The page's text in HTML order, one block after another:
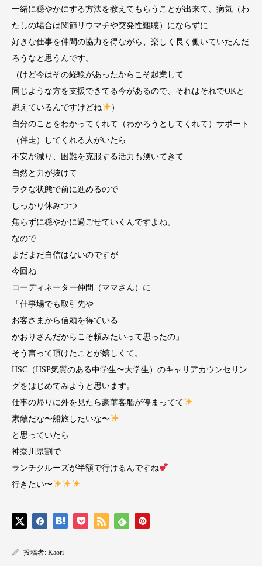
一緒に穏やかにする方法を教えてもらうことが出来て、病気（わ
たしの場合は関節リウマチや突発性難聴）にならずに
好きな仕事を仲間の協力を得ながら、楽しく長く働いていたんだ
ろうなと思うんです。
（けど今はその経験があったからこそ起業して
同じような方を支援できてる今があるので、それはそれでOKと
思えているんですけどね
）
自分のことをわかってくれて（わかろうとしてくれて）サポート
（伴走）してくれる人がいたら
不安が減り、困難を克服する活力も湧いてきて
自然と力が抜けて
ラクな状態で前に進めるので
しっかり休みつつ
焦らずに穏やかに過ごせていくんですよね。
なので
まだまだ自信はないのですが
今回ね
コーディネーター仲間（ママさん）に
「仕事場でも取引先や
お客さまから信頼を得ている
かおりさんだからこそ頼みたいって思ったの」
そう言って頂けたことが嬉しくて。
HSC（HSP気質のある中学生〜大学生）のキャリアカウンセリン
グをはじめてみようと思います。
仕事の帰りに外を見たら豪華客船が停まってて
素敵だな〜船旅したいな〜
と思っていたら
神奈川県割で
ランチクルーズが半額で行けるんですね
行きたい〜
投稿者: Kaori